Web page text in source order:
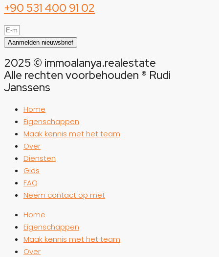
+90 531 400 91 02
Aanmelden nieuwsbrief
2025 © immoalanya.realestate
Alle rechten voorbehouden ® Rudi
Janssens
Home
Eigenschappen
Maak kennis met het team
Over
Diensten
Gids
FAQ
Neem contact op met
Home
Eigenschappen
Maak kennis met het team
Over